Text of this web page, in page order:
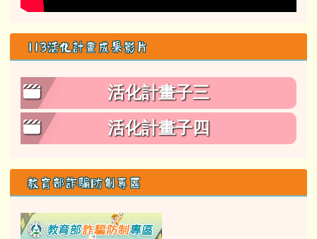
113活化計畫成果影片
活化計畫子三
活化計畫子四
教育部詐騙防制專區